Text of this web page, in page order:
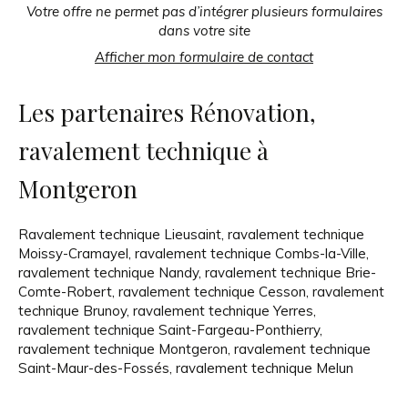
Votre offre ne permet pas d’intégrer plusieurs formulaires
dans votre site
Afficher mon formulaire de contact
Les partenaires Rénovation,
ravalement technique à
Montgeron
Ravalement technique Lieusaint, ravalement technique
Moissy-Cramayel, ravalement technique Combs-la-Ville,
ravalement technique Nandy, ravalement technique Brie-
Comte-Robert, ravalement technique Cesson, ravalement
technique Brunoy, ravalement technique Yerres,
ravalement technique Saint-Fargeau-Ponthierry,
ravalement technique Montgeron, ravalement technique
Saint-Maur-des-Fossés, ravalement technique Melun